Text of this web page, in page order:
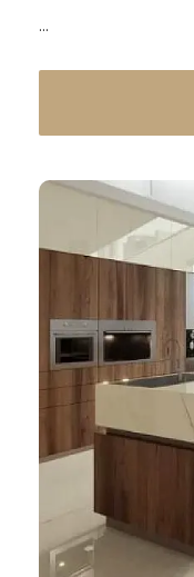
...
Napisao/la:
Italijanske
Srbiji (2026)